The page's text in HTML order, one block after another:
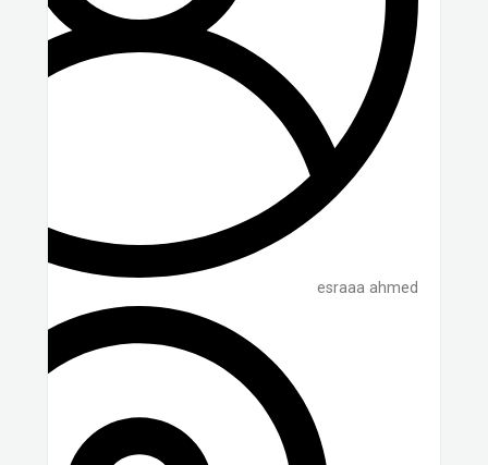
esraaa ahmed